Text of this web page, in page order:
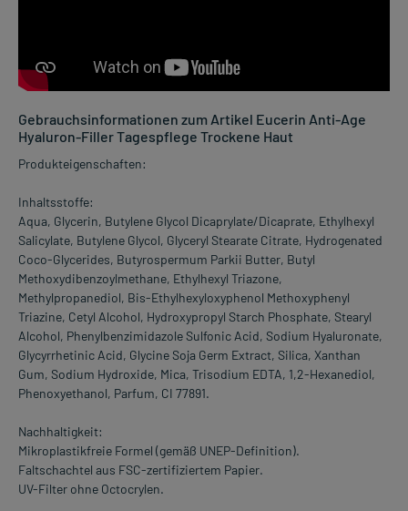
Gebrauchsinformationen zum Artikel Eucerin Anti-Age
Hyaluron-Filler Tagespflege Trockene Haut
Produkteigenschaften:
Inhaltsstoffe:
Aqua, Glycerin, Butylene Glycol Dicaprylate/Dicaprate, Ethylhexyl
Salicylate, Butylene Glycol, Glyceryl Stearate Citrate, Hydrogenated
Coco-Glycerides, Butyrospermum Parkii Butter, Butyl
Methoxydibenzoylmethane, Ethylhexyl Triazone,
Methylpropanediol, Bis-Ethylhexyloxyphenol Methoxyphenyl
Triazine, Cetyl Alcohol, Hydroxypropyl Starch Phosphate, Stearyl
Alcohol, Phenylbenzimidazole Sulfonic Acid, Sodium Hyaluronate,
Glycyrrhetinic Acid, Glycine Soja Germ Extract, Silica, Xanthan
Gum, Sodium Hydroxide, Mica, Trisodium EDTA, 1,2-Hexanediol,
Phenoxyethanol, Parfum, CI 77891.
Nachhaltigkeit:
Mikroplastikfreie Formel (gemäß UNEP-Definition).
Faltschachtel aus FSC-zertifiziertem Papier.
UV-Filter ohne Octocrylen.